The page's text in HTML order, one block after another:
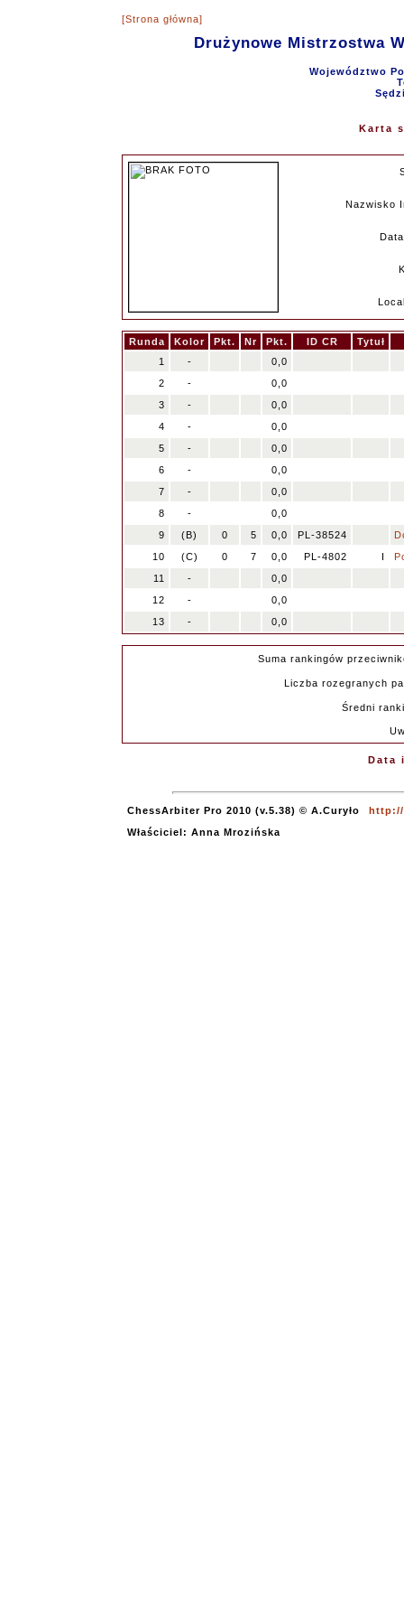
[Strona główna]
Drużynowe Mistrzostwa
Województwo
Karta
Nazwisko
Runda Kolor Pkt. Nr Pkt. ID CR
Tytuł
1
-
0,0
2
-
0,0
3
-
0,0
4
-
0,0
5
-
0,0
6
-
0,0
7
-
0,0
8
-
0,0
9
(B) 0 5 0,0 PL-38524
10
(C) 0 7 0,0 PL-4802 I
11
-
0,0
12
-
0,0
13
- 0,0
Suma rankingów
Liczba rozegranych
Średni
Data
ChessArbiter Pro 2010 (v.5.38) © A.Curyło
http://
Właściciel: Anna Mrozińska